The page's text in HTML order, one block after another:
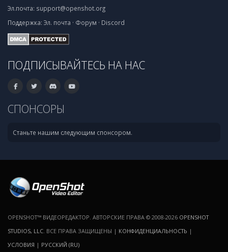
Эл.почта: support@openshot.org
Поддержка: Эл. почта · Форум · Discord
ПОДПИСЫВАЙТЕСЬ НА НАС
СПОНСОРЫ
Станьте нашим следующим спонсором.
OPENSHOT™ ВИДЕОРЕДАКТОР. АВТОРСКИЕ ПРАВА © 2008-2026 OPENSHOT
STUDIOS, LLC . ВСЕ ПРАВА ЗАЩИЩЕНЫ | КОНФИДЕНЦИАЛЬНОСТЬ |
УСЛОВИЯ | РУССКИЙ (RU)